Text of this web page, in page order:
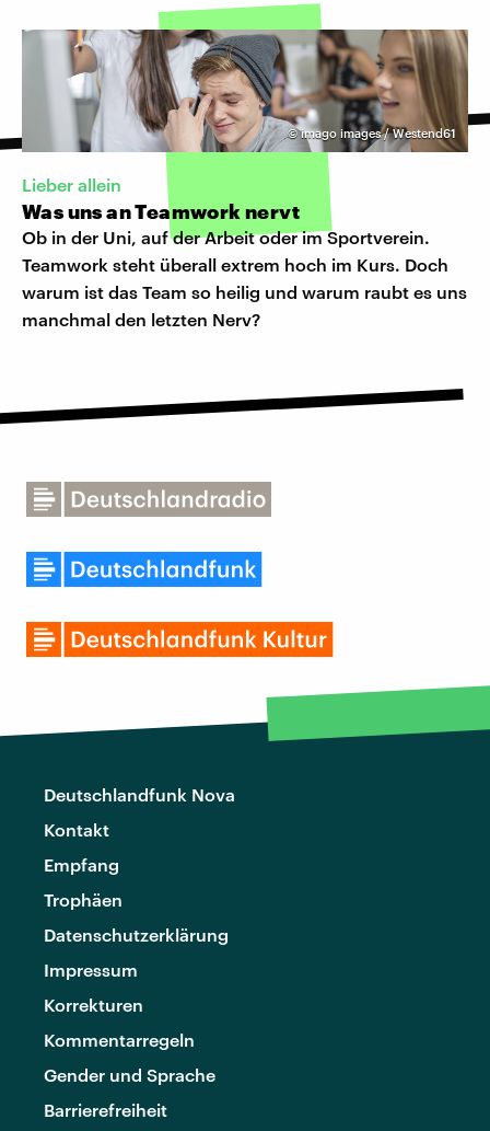
©imago images / Westend61
Lieber allein
Was uns an Teamwork nervt
Ob in der Uni, auf der Arbeit oder im Sportverein.
Teamwork steht überall extrem hoch im Kurs. Doch
warum ist das Team so heilig und warum raubt es uns
manchmal den letzten Nerv?
Deutschlandfunk Nova
Kontakt
Empfang
Trophäen
Datenschutzerklärung
Impressum
Korrekturen
Kommentarregeln
Gender und Sprache
Barrierefreiheit